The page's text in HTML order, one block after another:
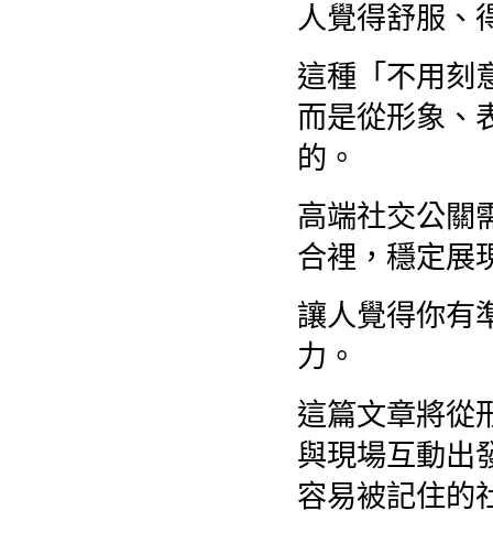
人覺得舒服、
這種「不用刻
而是從形象、
的。
高端社交公關
合裡，穩定展
讓人覺得你有
力。
這篇文章將從
與現場互動出
容易被記住的